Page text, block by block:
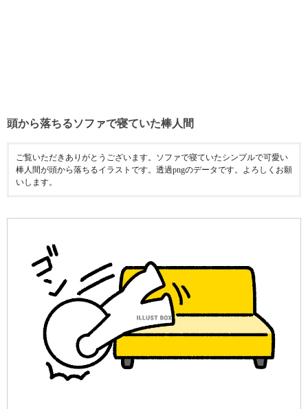
頭から落ちるソファで寝ていた棒人間
ご覧いただきありがとうございます。ソファで寝ていたシンプルで可愛い
棒人間が頭から落ちるイラストです。透過pngのデータです。よろしくお願
いします。